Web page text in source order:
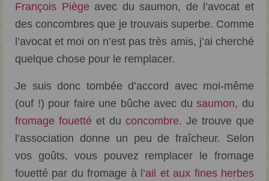
François Piègeavec du saumon, de l’avocat et
des concombres que je trouvais superbe. Comme
l’avocat et moi on n’est pas très amis, j’ai cherché
quelque chose pour le remplacer.
Je suis donc tombée d’accord avec moi-même
(ouf !) pour faire une bûche avec dusaumon, du
fromage fouetté et du concombre. Je trouve que
l’association donne un peu de fraîcheur. Selon
vos goûts, vous pouvez remplacer le fromage
fouetté par du fromage à l’ail et aux fines herbes